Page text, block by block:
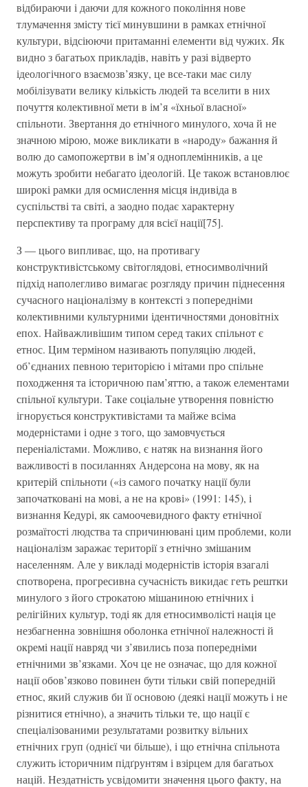
відбираючи і даючи для кожного покоління нове
тлумачення змісту тієї минувшини в рамках етнічної
культури, відсіюючи притаманні елементи від чужих. Як
видно з багатьох прикладів, навіть у разі відверто
ідеологічного взаємозв’язку, це все-таки має силу
мобілізувати велику кількість людей та вселити в них
почуття колективної мети в ім’я «їхньої власної»
спільноти. Звертання до етнічного минулого, хоча й не
значною мірою, може викликати в «народу» бажання й
волю до самопожертви в ім’я одноплемінників, а це
можуть зробити небагато ідеологій. Це також встановлює
широкі рамки для осмислення місця індивіда в
суспільстві та світі, а заодно подає характерну
перспективу та програму для всієї нації[75].
З — цього випливає, що, на противагу
конструктивістському світоглядові, етносимволічний
підхід наполегливо вимагає розгляду причин піднесення
сучасного націоналізму в контексті з попередніми
колективними культурними ідентичностями доновітніх
епох. Найважливішим типом серед таких спільнот є
етнос. Цим терміном називають популяцію людей,
об’єднаних певною територією і мітами про спільне
походження та історичною пам’яттю, а також елементами
спільної культури. Таке соціальне утворення повністю
ігнорується конструктивістами та майже всіма
модерністами і одне з того, що замовчується
переніалістами. Можливо, є натяк на визнання його
важливості в посиланнях Андерсона на мову, як на
критерій спільноти («із самого початку нації були
започатковані на мові, а не на крові» (1991: 145), і
визнання Кедурі, як самоочевидного факту етнічної
розмаїтості людства та спричинювані цим проблеми, коли
націоналізм заражає території з етнічно змішаним
населенням. Але у викладі модерністів історія взагалі
спотворена, прогресивна сучасність викидає геть рештки
минулого з його строкатою мішаниною етнічних і
релігійних культур, тоді як для етносимволісті нація це
незбагненна зовнішня оболонка етнічної належності й
окремі нації навряд чи з’явились поза попередніми
етнічними зв’язками. Хоч це не означає, що для кожної
нації обов’язково повинен бути тільки свій попередній
етнос, який служив би її основою (деякі нації можуть і не
різнитися етнічно), а значить тільки те, що нації є
спеціалізованими результатами розвитку вільних
етнічних груп (однієї чи більше), і що етнічна спільнота
служить історичним підґрунтям і взірцем для багатьох
націй. Нездатність усвідомити значення цього факту, на